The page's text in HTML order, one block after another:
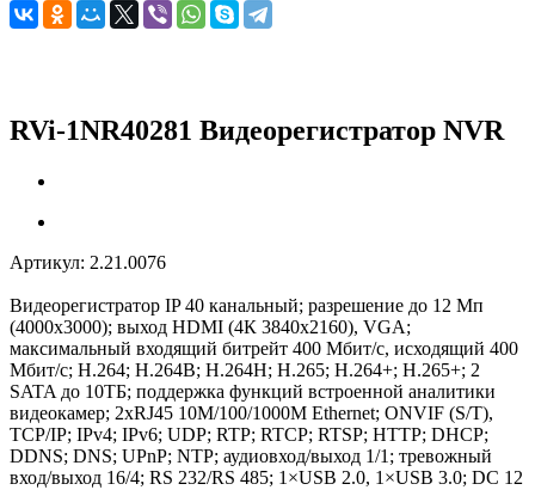
RVi-1NR40281 Видеорегистратор NVR
Артикул: 2.21.0076
Видеорегистратор IP 40 канальный; разрешение до 12 Мп
(4000х3000); выход HDMI (4К 3840х2160), VGA;
максимальный входящий битрейт 400 Мбит/с, исходящий 400
Мбит/с; H.264; H.264B; H.264H; H.265; H.264+; H.265+; 2
SATA до 10ТБ; поддержка функций встроенной аналитики
видеокамер; 2xRJ45 10M/100/1000M Ethernet; ONVIF (S/T),
TCP/IP; IPv4; IPv6; UDP; RTP; RTCP; RTSP; HTTP; DHCP;
DDNS; DNS; UPnP; NTP; аудиовход/выход 1/1; тревожный
вход/выход 16/4; RS 232/RS 485; 1×USB 2.0, 1×USB 3.0; DC 12